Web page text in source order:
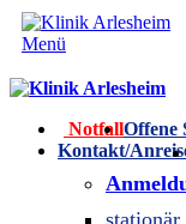
Menü
NotfallOffene
Kontakt/
stationär